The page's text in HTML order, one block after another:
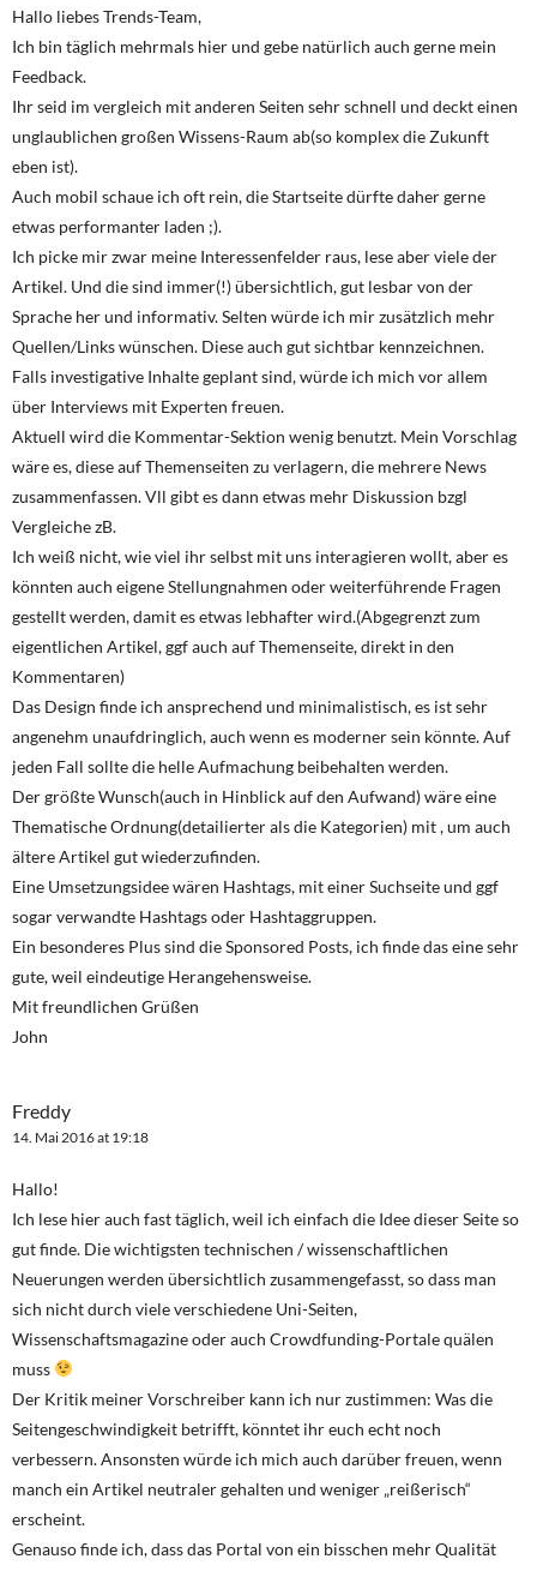
Hallo liebes Trends-Team,
Ich bin täglich mehrmals hier und gebe natürlich auch gerne mein
Feedback.
Ihr seid im vergleich mit anderen Seiten sehr schnell und deckt einen
unglaublichen großen Wissens-Raum ab(so komplex die Zukunft
eben ist).
Auch mobil schaue ich oft rein, die Startseite dürfte daher gerne
etwas performanter laden ;).
Ich picke mir zwar meine Interessenfelder raus, lese aber viele der
Artikel. Und die sind immer(!) übersichtlich, gut lesbar von der
Sprache her und informativ. Selten würde ich mir zusätzlich mehr
Quellen/Links wünschen. Diese auch gut sichtbar kennzeichnen.
Falls investigative Inhalte geplant sind, würde ich mich vor allem
über Interviews mit Experten freuen.
Aktuell wird die Kommentar-Sektion wenig benutzt. Mein Vorschlag
wäre es, diese auf Themenseiten zu verlagern, die mehrere News
zusammenfassen. Vll gibt es dann etwas mehr Diskussion bzgl
Vergleiche zB.
Ich weiß nicht, wie viel ihr selbst mit uns interagieren wollt, aber es
könnten auch eigene Stellungnahmen oder weiterführende Fragen
gestellt werden, damit es etwas lebhafter wird.(Abgegrenzt zum
eigentlichen Artikel, ggf auch auf Themenseite, direkt in den
Kommentaren)
Das Design finde ich ansprechend und minimalistisch, es ist sehr
angenehm unaufdringlich, auch wenn es moderner sein könnte. Auf
jeden Fall sollte die helle Aufmachung beibehalten werden.
Der größte Wunsch(auch in Hinblick auf den Aufwand) wäre eine
Thematische Ordnung(detailierter als die Kategorien) mit , um auch
ältere Artikel gut wiederzufinden.
Eine Umsetzungsidee wären Hashtags, mit einer Suchseite und ggf
sogar verwandte Hashtags oder Hashtaggruppen.
Ein besonderes Plus sind die Sponsored Posts, ich finde das eine sehr
gute, weil eindeutige Herangehensweise.
Mit freundlichen Grüßen
John
Freddy
14. Mai 2016 at 19:18
Hallo!
Ich lese hier auch fast täglich, weil ich einfach die Idee dieser Seite so
gut finde. Die wichtigsten technischen / wissenschaftlichen
Neuerungen werden übersichtlich zusammengefasst, so dass man
sich nicht durch viele verschiedene Uni-Seiten,
Wissenschaftsmagazine oder auch Crowdfunding-Portale quälen
muss
Der Kritik meiner Vorschreiber kann ich nur zustimmen: Was die
Seitengeschwindigkeit betrifft, könntet ihr euch echt noch
verbessern. Ansonsten würde ich mich auch darüber freuen, wenn
manch ein Artikel neutraler gehalten und weniger „reißerisch“
erscheint.
Genauso finde ich, dass das Portal von ein bisschen mehr Qualität